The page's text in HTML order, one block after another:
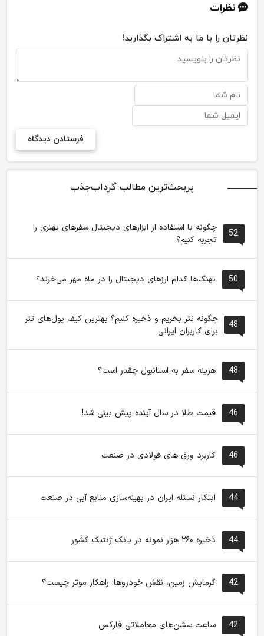
نظرات
نظرتان را با ما به اشتراک بگذارید!
پربحث‌ترین مطالب گرداب‌جذب
52
چگونه با استفاده از ابزارهای دیجیتال سفرهای بهتری را
تجربه کنیم؟
50 نهنگ‌ها کدام ارزهای دیجیتال را در ماه مهر می‌خرند؟
48
چگونه تتر بخریم و ذخیره کنیم؟ بهترین کیف پول‌های تتر
برای کاربران ایرانی
48 هزینه سفر به استانبول چقدر است؟
46 قیمت طلا در سال آینده پیش بینی شد!
46 کاربرد ورق های فولادی در صنعت
44 ابتکار نستله ایران در بهینه‌سازی منابع آبی در صنعت
44 ذخیره ۲۶۰ هزار نمونه در بانک ژنتیک کشور
42 گرمایش زمین، نقش خودروها؛ راهکار موثر چیست؟
42 ساعت سشن‌های معاملاتی فارکس